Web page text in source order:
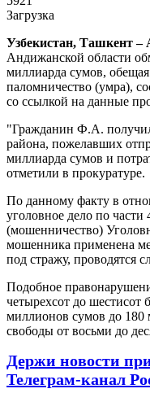
Загрузка
Узбекистан, Ташкент –
Андижанской области
миллиарда сумов,
паломничество (умра),
со ссылкой на данные
"Гражданин Ф.А.
района, пожелавших
миллиарда сумов и
отметили в прокуратуре.
По данному факту в
уголовное дело по части
(мошенничество)
мошенника применена
под стражу, проводятся
Подобное
четырехсот до шестисот
миллионов сумов до
свободы от восьми до
Держи новости
Телеграм-канал